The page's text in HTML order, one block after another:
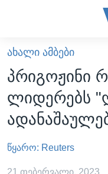
გადადით
მთავარზე
გადადით
მთავარ
ნავიგაციაზე
გადადით
ძიებაზე
ᲐᲮᲐᲚᲘ ᲐᲛᲑᲔᲑᲘ
ᲡᲐᲥᲐᲠᲗᲕᲔᲚᲝ
ᲐᲨᲨ
ᲐᲨᲨ-ᲘᲡ ᲐᲠᲩᲔᲕᲜᲔᲑᲘ
ᲛᲡᲝᲤᲚᲘᲝ
ᲐᲮᲐᲚᲘ ᲐᲛᲑᲔᲑᲘ
პრიგოჟინი
ლიდერებს
წყარო: Reuters
21 თებერვალი, 2023